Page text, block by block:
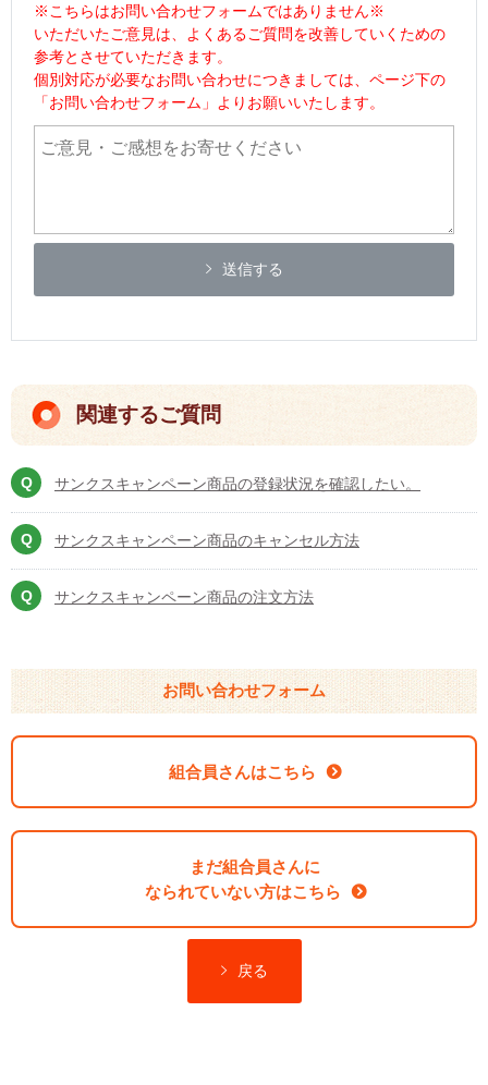
※こちらはお問い合わせフォームではありません※
いただいたご意見は、よくあるご質問を改善していくための
参考とさせていただきます。
個別対応が必要なお問い合わせにつきましては、ページ下の
「お問い合わせフォーム」よりお願いいたします。
送信する
関連するご質問
サンクスキャンペーン商品の登録状況を確認したい。
サンクスキャンペーン商品のキャンセル方法
サンクスキャンペーン商品の注文方法
お問い合わせフォーム
組合員さんはこちら
まだ組合員さんに
なられていない方はこちら
戻る